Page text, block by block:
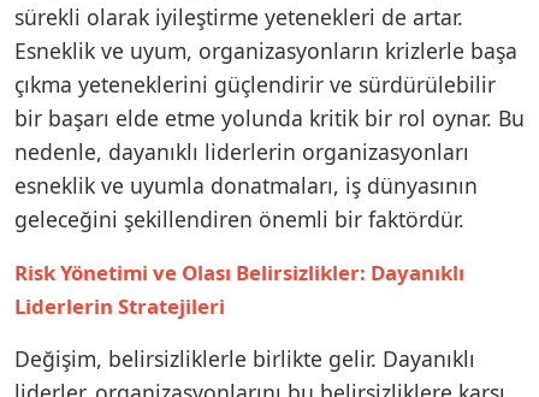
sürekli olarak iyileştirme yetenekleri de artar.
Esneklik ve uyum, organizasyonların krizlerle başa
çıkma yeteneklerini güçlendirir ve sürdürülebilir
bir başarı elde etme yolunda kritik bir rol oynar. Bu
nedenle, dayanıklı liderlerin organizasyonları
esneklik ve uyumla donatmaları, iş dünyasının
geleceğini şekillendiren önemli bir faktördür.
Risk Yönetimi ve Olası Belirsizlikler: Dayanıklı
Liderlerin Stratejileri
Değişim, belirsizliklerle birlikte gelir. Dayanıklı